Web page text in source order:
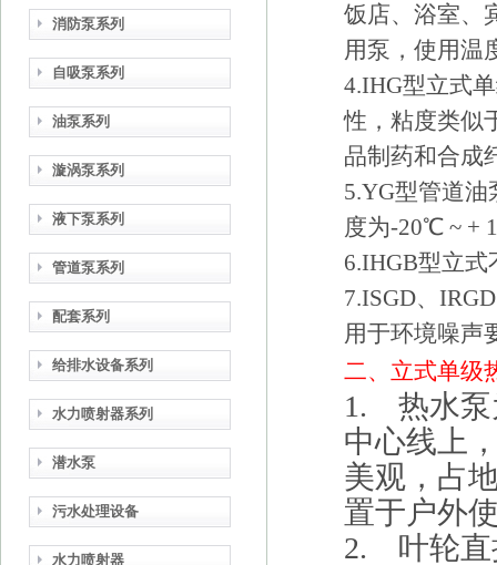
消防泵系列
自吸泵系列
油泵系列
漩涡泵系列
液下泵系列
管道泵系列
配套系列
给排水设备系列
水力喷射器系列
潜水泵
污水处理设备
水力喷射器
饭店、浴室、
用泵，使用温
4.IHG型立式
性，粘度类似
品制药和合成
5.YG型管道
度为-20℃ ~ +
6.IHGB型立
7.ISGD、
用于环境噪声
二、立式单级
1. 热水泵
中心线上
美观，占
置于户外
2. 叶轮直